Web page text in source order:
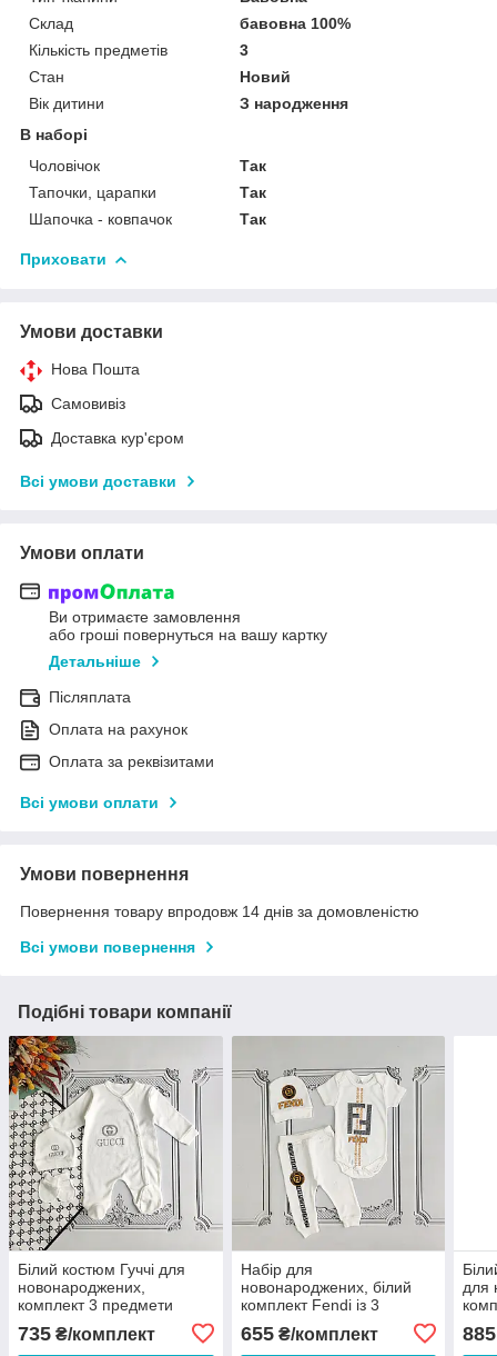
Склад
бавовна 100%
Кількість предметів
3
Стан
Новий
Вік дитини
З народження
В наборі
Чоловічок
Так
Тапочки, царапки
Так
Шапочка - ковпачок
Так
Приховати
Умови доставки
Нова Пошта
Самовивіз
Доставка кур'єром
Всі умови доставки
Умови оплати
Ви отримаєте замовлення
або гроші повернуться на вашу картку
Детальніше
Післяплата
Оплата на рахунок
Оплата за реквізитами
Всі умови оплати
Умови повернення
Повернення товару впродовж 14 днів за домовленістю
Всі умови повернення
Подібні товари компанії
Білий костюм Гуччі для
новонароджених,
комплект 3 предмети
735 ₴/комплект
Набір для
новонароджених, білий
комплект Fendi із 3
655₴/комплект
для
885